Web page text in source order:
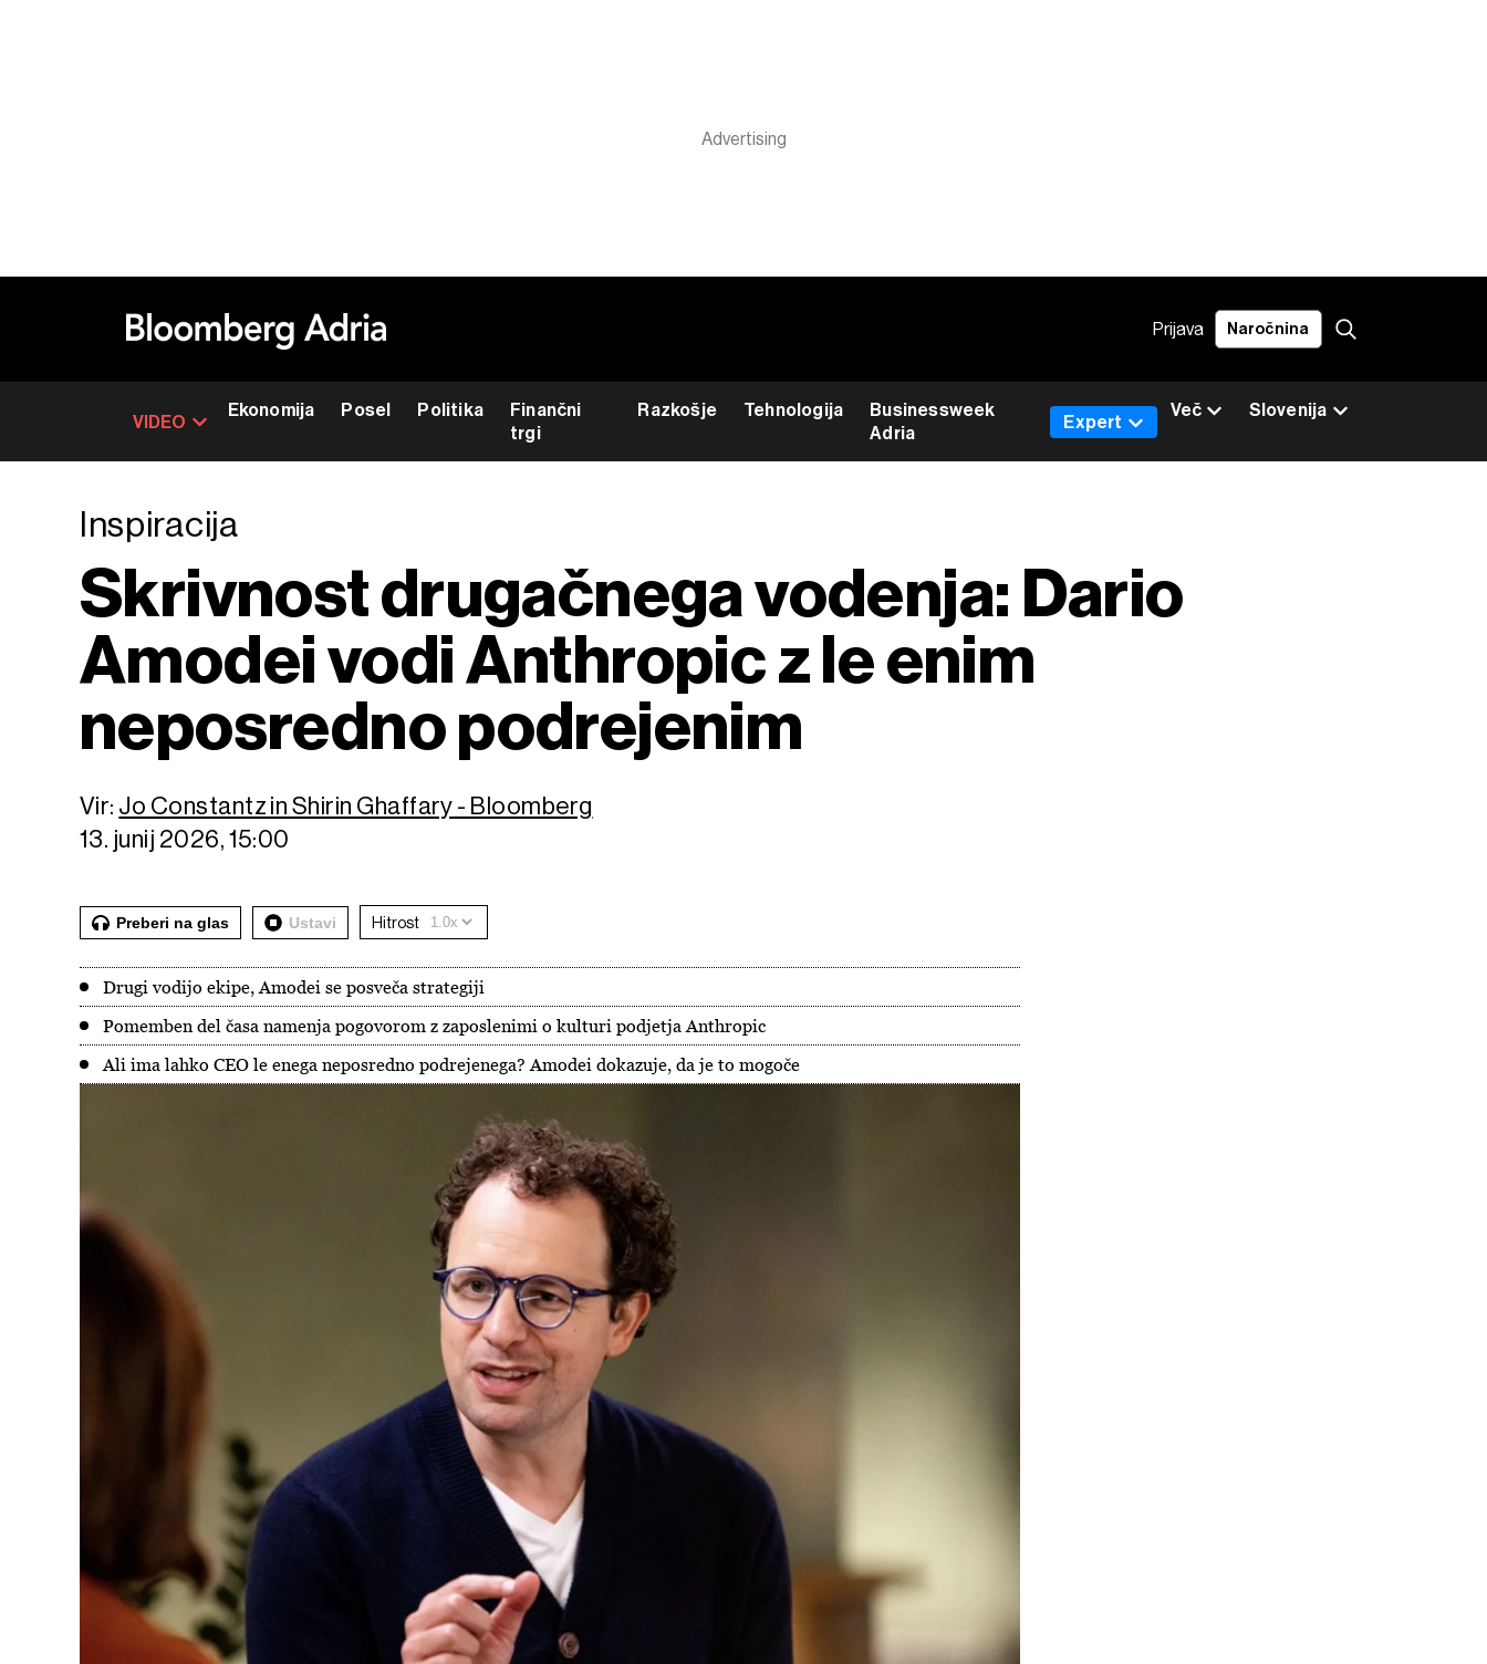
Prijava Naročnina
VIDEO
Ekonomija Posel Politika
Finančni
trgi
Razkošje Tehnologija
Businessweek
Adria
Slovenija
Expert
Več
Inspiracija
Skrivnost drugačnega vodenja: Dario
Amodei vodi Anthropic z le enim
neposredno podrejenim
Vir: Jo Constantz in Shirin Ghaffary - Bloomberg
13. junij 2026, 15:00
Preberi na glas Ustavi Hitrost
Drugi vodijo ekipe, Amodei se posveča strategiji
Pomemben del časa namenja pogovorom z zaposlenimi o kulturi podjetja Anthropic
Ali ima lahko CEO le enega neposredno podrejenega? Amodei dokazuje, da je to mogoče